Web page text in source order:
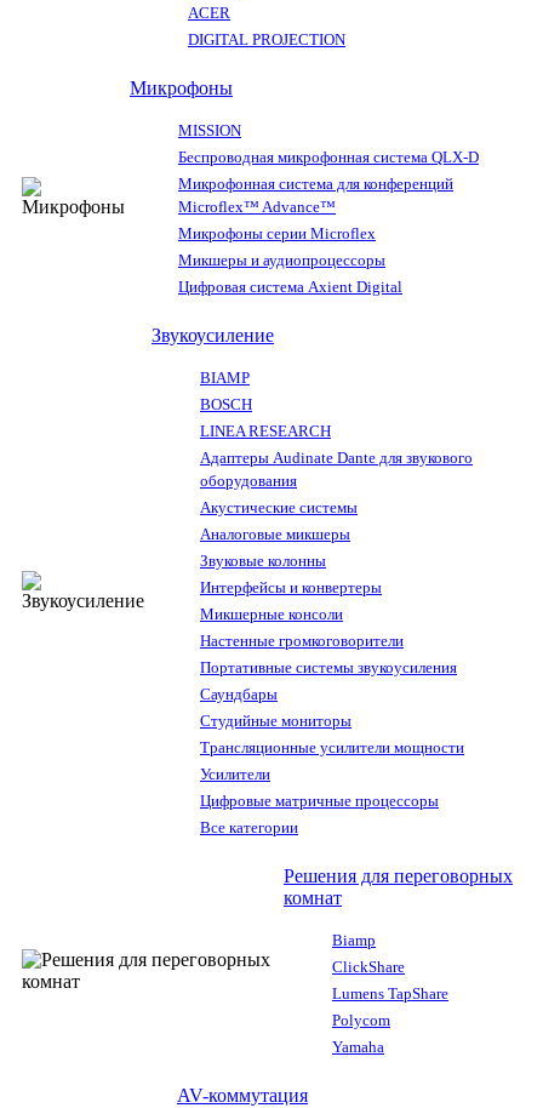
ACER
DIGITAL PROJECTION
Микрофоны
MISSION
Беспроводная микрофонная система QLX-D
Микрофонная система для конференций
Microflex™ Advance™
Микрофоны серии Microflex
Микшеры и аудиопроцессоры
Цифровая система Axient Digital
Звукоусиление
BIAMP
BOSCH
LINEA RESEARCH
Адаптеры Audinate Dante для звукового
оборудования
Акустические системы
Аналоговые микшеры
Звуковые колонны
Интерфейсы и конвертеры
Микшерные консоли
Настенные громкоговорители
Портативные системы звукоусиления
Саундбары
Студийные мониторы
Трансляционные усилители мощности
Усилители
Цифровые матричные процессоры
Все категории
Решения для переговорных
комнат
Biamp
ClickShare
Lumens TapShare
Polycom
Yamaha
AV-коммутация